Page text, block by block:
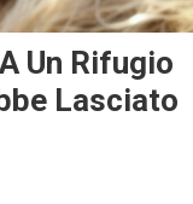
Un Rifugio
Lasciato